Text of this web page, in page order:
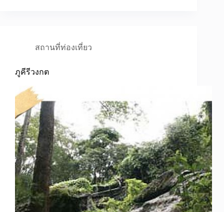
สถานที่ท่องเที่ยว
ภูคีรีวงกต